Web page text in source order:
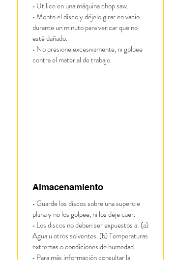
• Utilice en una máquina chop saw.
• Monte el disco y déjelo girar en vacío
durante un minuto para vericar que no
esté dañado.
• No presione excesivamente, ni golpee
contra el material de trabajo.
Almacenamiento
• Guarde los discos sobre una supercie
plana y no los golpee, ni los deje caer.
• Los discos no deben ser expuestos a: (a)
Agua u otros solventes. (b) Temperaturas
extremas o condiciones de humedad.
• Para más información consultar la